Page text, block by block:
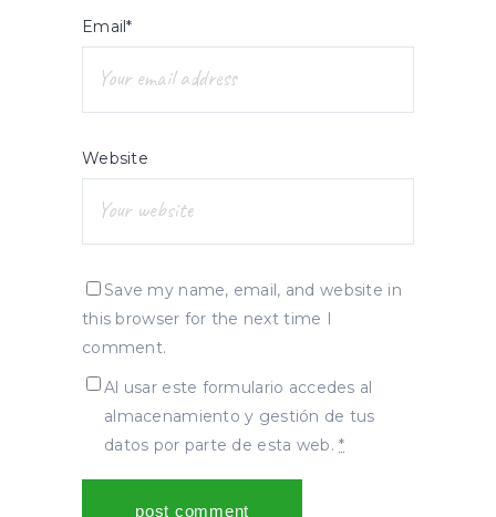
Email*
Website
Save my name, email, and website in
this browser for the next time I
comment.
Al usar este formulario accedes al
almacenamiento y gestión de tus
datos por parte de esta web.*